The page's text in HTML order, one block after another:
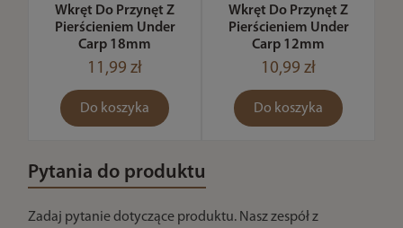
Wkręt Do Przynęt Z
Pierścieniem Under
Carp 18mm
11,99 zł
Do koszyka
Wkręt Do Przynęt Z
Pierścieniem Under
Carp 12mm
10,99 zł
Do koszyka
Pytania do produktu
Zadaj pytanie dotyczące produktu. Nasz zespół z